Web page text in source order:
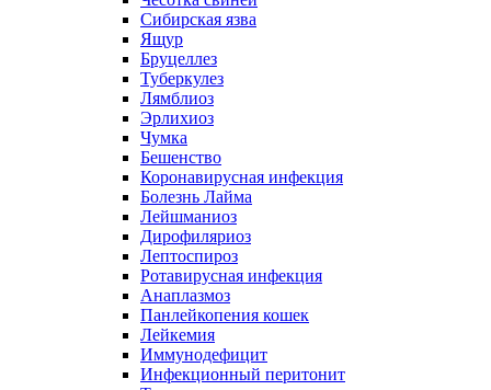
Сибирская язва
Ящур
Бруцеллез
Туберкулез
Лямблиоз
Эрлихиоз
Чумка
Бешенство
Коронавирусная инфекция
Болезнь Лайма
Лейшманиоз
Дирофиляриоз
Лептоспироз
Ротавирусная инфекция
Анаплазмоз
Панлейкопения кошек
Лейкемия
Иммунодефицит
Инфекционный перитонит